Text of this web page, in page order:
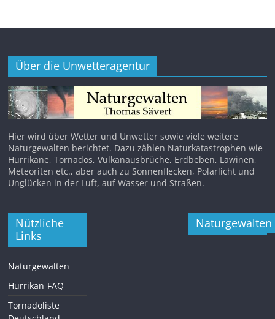
Über die Unwetteragentur
Hier wird über Wetter und Unwetter sowie viele weitere
Naturgewalten berichtet. Dazu zählen Naturkatastrophen wie
Hurrikane, Tornados, Vulkanausbrüche, Erdbeben, Lawinen,
Meteoriten etc., aber auch zu Sonnenflecken, Polarlicht und
Unglücken in der Luft, auf Wasser und Straßen.
Nützliche
Links
Naturgewalten
Hurrikan-FAQ
Tornadoliste
Naturgewalten